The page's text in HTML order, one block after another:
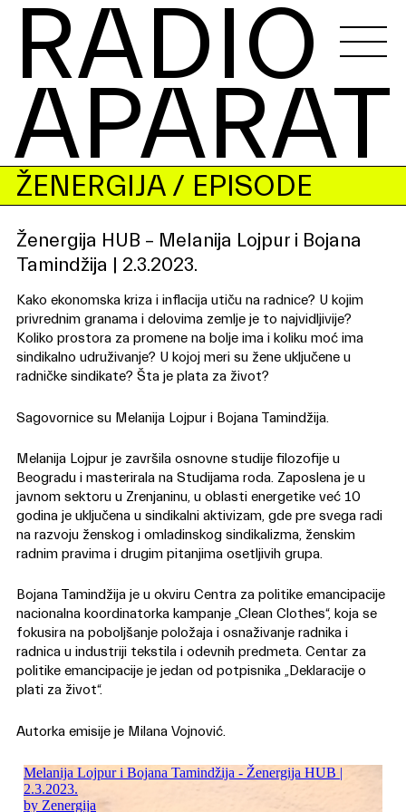
RADIO
APARAT
ŽENERGIJA/ EPISODE
Ženergija HUB – Melanija Lojpur i Bojana
Tamindžija | 2.3.2023.
Kako ekonomska kriza i inflacija utiču na radnice? U kojim
privrednim granama i delovima zemlje je to najvidljivije?
Koliko prostora za promene na bolje ima i koliku moć ima
sindikalno udruživanje? U kojoj meri su žene uključene u
radničke sindikate? Šta je plata za život?
Sagovornice su Melanija Lojpur i Bojana Tamindžija.
Melanija Lojpur je završila osnovne studije filozofije u
Beogradu i masterirala na Studijama roda. Zaposlena je u
javnom sektoru u Zrenjaninu, u oblasti energetike već 10
godina je uključena u sindikalni aktivizam, gde pre svega radi
na razvoju ženskog i omladinskog sindikalizma, ženskim
radnim pravima i drugim pitanjima osetljivih grupa.
Bojana Tamindžija je u okviru Centra za politike emancipacije
nacionalna koordinatorka kampanje „Clean Clothes“, koja se
fokusira na poboljšanje položaja i osnaživanje radnika i
radnica u industriji tekstila i odevnih predmeta. Centar za
politike emancipacije je jedan od potpisnika „Deklaracije o
plati za život“.
Autorka emisije je Milana Vojnović.